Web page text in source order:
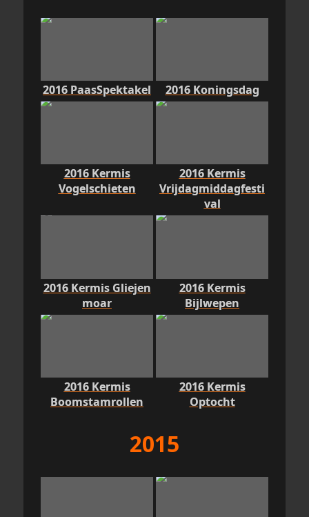
2016 PaasSpektakel 2016 Koningsdag
2016 Kermis
Vogelschieten
2016 Kermis
Vrijdagmiddagfesti
val
2016 Kermis Gliejen
moar
2016 Kermis
Bijlwepen
2016 Kermis
Boomstamrollen
2016 Kermis
Optocht
2015